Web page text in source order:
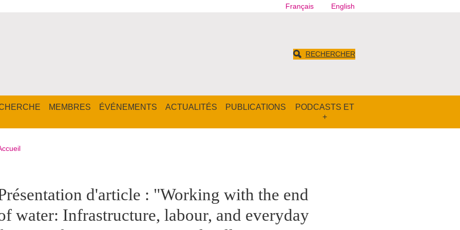
Français English
RECHERCHER
MEMBRES ÉVÉNEMENTS ACTUALITÉS PUBLICATIONS
PODCASTS ET
+
d'Ariane
Sidebar d'article : "Working with the end
water: Infrastructure, labour, and everyday